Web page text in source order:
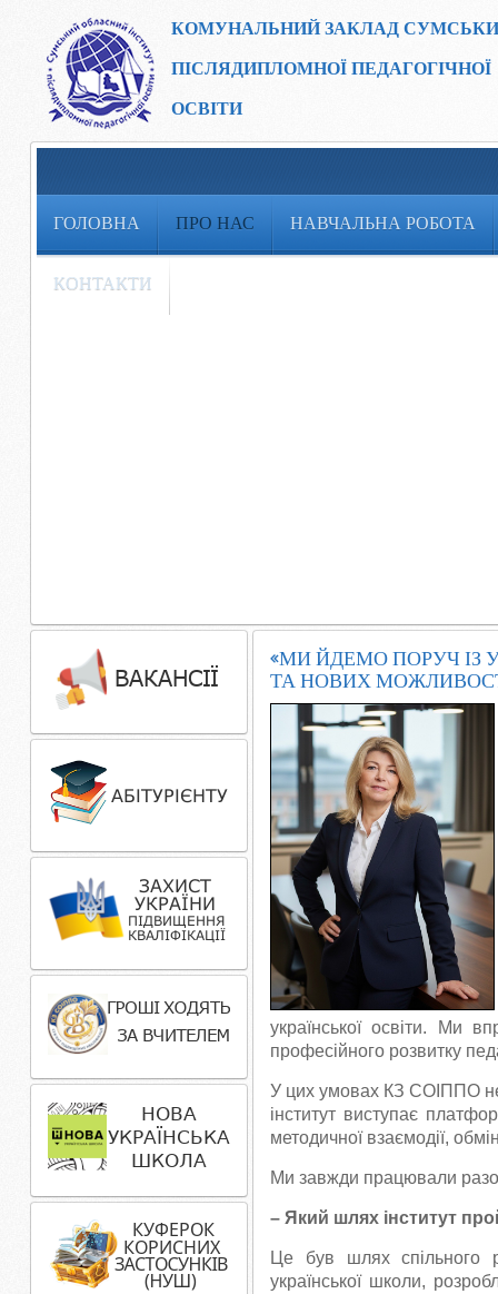
КОМУНАЛЬНИЙ ЗАКЛАД
ПІСЛЯДИПЛОМНОЇ ПЕДАГОГІЧНОЇ
ОСВІТИ
ГОЛОВНА ПРО НАС НАВЧАЛЬНА РОБОТА
КОНТАКТИ
«МИ ЙДЕМО ПОРУЧ ІЗ
ТА НОВИХ
української освіти. Ми
професійного розвитку
У цих умовах КЗ СОІППО не
інститут виступає
методичної взаємодії,
Ми завжди працювали
– Який шлях інститут
Це був шлях спільного
української школи,